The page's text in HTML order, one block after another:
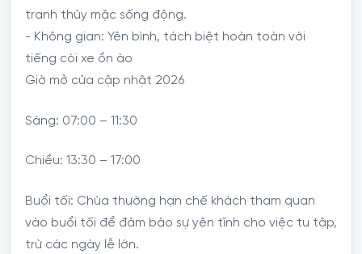
tranh thủy mặc sống động.
- Không gian: Yên bình, tách biệt hoàn toàn với
tiếng còi xe ồn ào
Giờ mở cửa cập nhật 2026
Sáng: 07:00 – 11:30
Chiều: 13:30 – 17:00
Buổi tối: Chùa thường hạn chế khách tham quan
vào buổi tối để đảm bảo sự yên tĩnh cho việc tu tập,
trừ các ngày lễ lớn.